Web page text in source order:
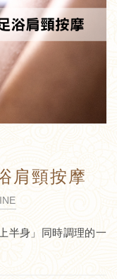
肩頸按摩
半身」同時調理的一